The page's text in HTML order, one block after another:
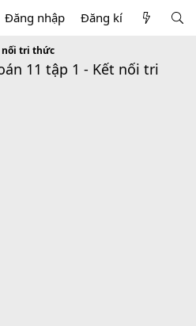
Đăng nhập Đăng kí
nối tri thức
11 tập 1 - Kết nối tri